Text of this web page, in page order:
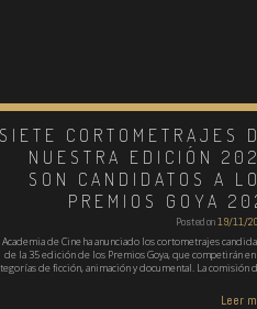
SIETE CORTOMETRAJES
NUESTRA EDICIÓN
SON CANDIDATOS A
PREMIOS GOYA
Posted on19/11/
Academia de Cine ha anunciado los cortometrajes
de la 35 edición de los Premios Goya, que competirán en
de ficción, animación y documental. La comisión
Leer